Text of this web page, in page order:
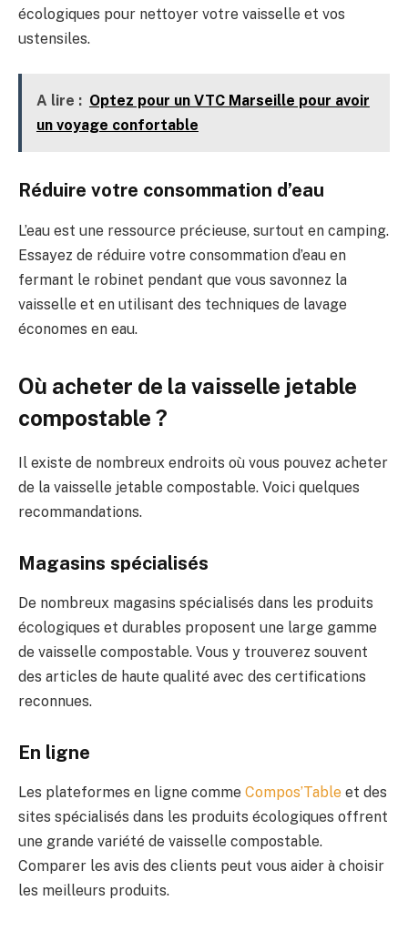
écologiques pour nettoyer votre vaisselle et vos
ustensiles.
A lire : Optez pour un VTC Marseille pour avoir
un voyage confortable
Réduire votre consommation d’eau
L’eau est une ressource précieuse, surtout en camping.
Essayez de réduire votre consommation d’eau en
fermant le robinet pendant que vous savonnez la
vaisselle et en utilisant des techniques de lavage
économes en eau.
Où acheter de la vaisselle jetable
compostable ?
Il existe de nombreux endroits où vous pouvez acheter
de la vaisselle jetable compostable. Voici quelques
recommandations.
Magasins spécialisés
De nombreux magasins spécialisés dans les produits
écologiques et durables proposent une large gamme
de vaisselle compostable. Vous y trouverez souvent
des articles de haute qualité avec des certifications
reconnues.
En ligne
Les plateformes en ligne comme Compos’Table et des
sites spécialisés dans les produits écologiques offrent
une grande variété de vaisselle compostable.
Comparer les avis des clients peut vous aider à choisir
les meilleurs produits.